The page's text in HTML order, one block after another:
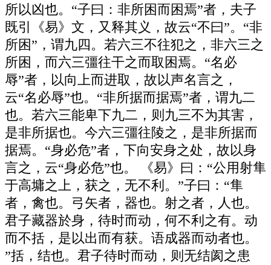
所以凶也。“子曰：非所困而困焉”者，夫子
既引《易》文，又释其义，故云“不曰”。“非
所困”，谓九四。若六三不往犯之，非六三之
所困，而六三彊往干之而取困焉。“名必
辱”者，以向上而进取，故以声名言之，
云“名必辱”也。“非所据而据焉”者，谓九二
也。若六三能卑下九二，则九三不为其害，
是非所据也。今六三彊往陵之，是非所据而
据焉。“身必危”者，下向安身之处，故以身
言之，云“身必危”也。 《易》曰：“公用射隼
于高墉之上，获之，无不利。”子曰：“隼
者，禽也。弓矢者，器也。射之者，人也。
君子藏器於身，待时而动，何不利之有。动
而不括，是以出而有获。语成器而动者也。
”括，结也。君子待时而动，则无结阂之患